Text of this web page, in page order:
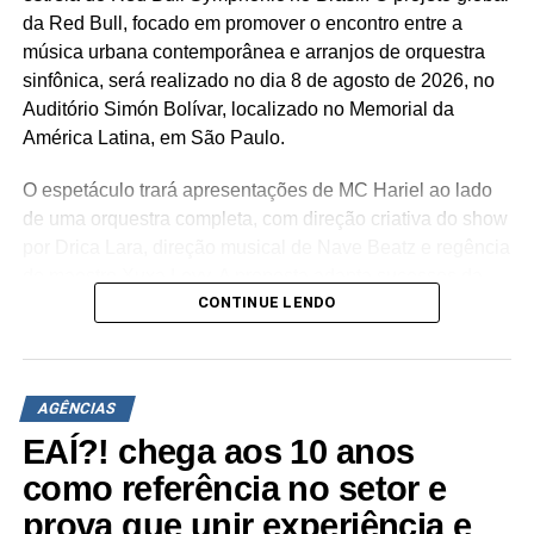
A SEGUIR
Homenagem ao centenário do fundador da Copa
Energia tem ativações e espaço produzidos pela
Avantgarde
NÃO PERCA
Growth Comunicações comemora 30 anos com
da Red Bull, focado em promover o encontro entre a
música urbana contemporânea e arranjos de orquestra
sinfônica, será realizado no dia 8 de agosto de 2026, no
Auditório Simón Bolívar, localizado no Memorial da
América Latina, em São Paulo.
O espetáculo trará apresentações de MC Hariel ao lado
de uma orquestra completa, com direção criativa do show
trajetória do artista paulista para arranjos orquestrais
um palco desenhado especialmente para a ocasião por
Drica Lara, sistema de iluminação cênica, sonorização de
alta fidelidade e painéis de LED direcionados ao
alinhamento audiovisual. A narrativa imersiva estende a
experiência do público desde a recepção no espaço até o
CONTINUE LENDO
AGÊNCIAS
EAÍ?! chega aos 10 anos
como referência no setor e
prova que unir experiência e